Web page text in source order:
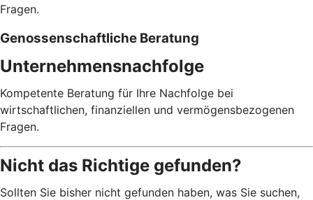
Fragen.
Genossenschaftliche Beratung
Unternehmensnachfolge
Kompetente Beratung für Ihre Nachfolge bei
wirtschaftlichen, finanziellen und vermögensbezogenen
Fragen.
Nicht das Richtige gefunden?
Sollten Sie bisher nicht gefunden haben, was Sie suchen,